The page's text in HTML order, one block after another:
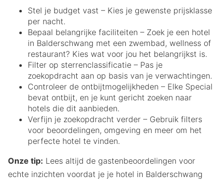
Stel je budget vast – Kies je gewenste prijsklasse
per nacht.
Bepaal belangrijke faciliteiten – Zoek je een hotel
in Balderschwang met een zwembad, wellness of
restaurant? Kies wat voor jou het belangrijkst is.
Filter op sterrenclassificatie – Pas je
zoekopdracht aan op basis van je verwachtingen.
Controleer de ontbijtmogelijkheden – Elke Special
bevat ontbijt, en je kunt gericht zoeken naar
hotels die dit aanbieden.
Verfijn je zoekopdracht verder – Gebruik filters
voor beoordelingen, omgeving en meer om het
perfecte hotel te vinden.
Onze tip: Lees altijd de gastenbeoordelingen voor
echte inzichten voordat je je hotel in Balderschwang